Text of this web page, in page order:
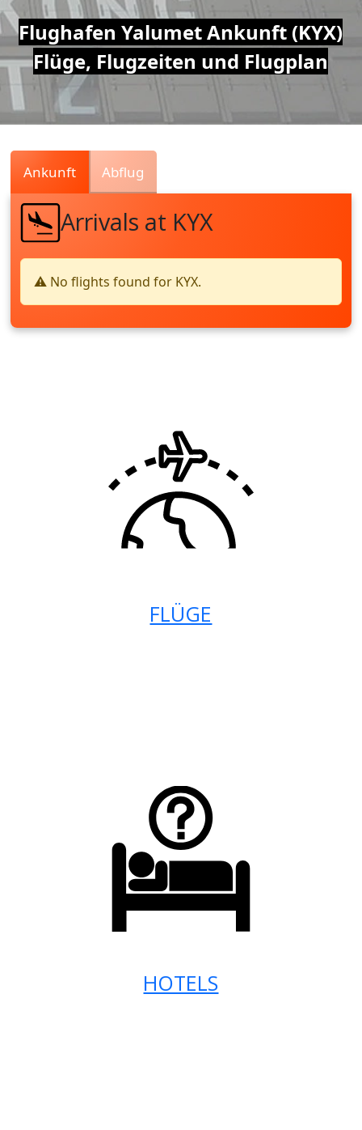
Air
Traffic
Live
Flughafen Yalumet Ankunft (KYX)
Flüge, Flugzeiten und Flugplan
Ankunft Abflug
Arrivals at KYX
⚠️ No flights found for KYX.
FLÜGE
HOTELS